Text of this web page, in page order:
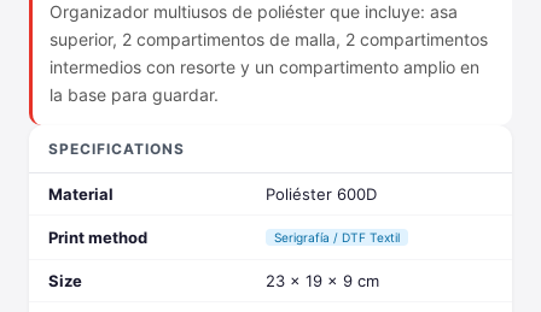
Organizador multiusos de poliéster que incluye: asa
superior, 2 compartimentos de malla, 2 compartimentos
intermedios con resorte y un compartimento amplio en
la base para guardar.
SPECIFICATIONS
Material Poliéster 600D
Print method Serigrafía / DTF Textil
Size 23 x 19 x 9 cm